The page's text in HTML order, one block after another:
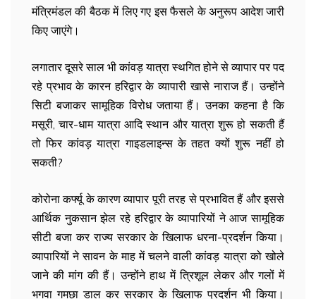
मंत्रिमंडल की बैठक में लिए गए इस फैसले के अनुरूप आदेश जारी
किए जाएंगे।
लगातार दूसरे साल भी कांवड़ यात्रा स्थगित होने से व्यापार पर पद
रहे प्रभाव के कारन हरिद्वार के व्यापारी खासे नाराज हैं। उन्होंने
सिटी बजाकर सामूहिक विरोध जताया हैं। उनका कहना है कि
मसूरी, चार-धाम यात्रा आदि स्थान और यात्रा शुरू हो सकती हैं
तो फिर कांवड़ यात्रा गाइडलाइन्स के तहत क्यों शुरू नहीं हो
सकती?
कोरोना कर्फ्यू के कारण व्यापार पूरी तरह से प्रभावित हैं और इससे
आर्थिक नुकसान झेल रहे हरिद्वार के व्यापारियों ने आज सामूहिक
सीटी बजा कर राज्य सरकार के खिलाफ धरना-प्रदर्शन किया।
व्यापारियों ने सावन के माह में चलने वाली कांवड़ यात्रा को खोले
जाने की मांग की हैं। उन्होंने हाथ में त्रिशूल लेकर और गलों में
भगवा गमछा डाल कर सरकार के खिलाफ प्रदर्शन भी किया।